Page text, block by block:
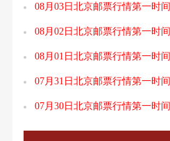
08月03日北京邮票行情第一时间
08月02日北京邮票行情第一时间
08月01日北京邮票行情第一时间
07月31日北京邮票行情第一时间
07月30日北京邮票行情第一时间